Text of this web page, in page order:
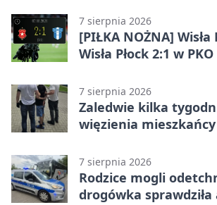
7 sierpnia 2026
[PIŁKA NOŻNA]
Wisła Płock 2:1 w PKO
rozstrzygnęli mecz
7 sierpnia 2026
Zaledwie kilka
więzienia mieszkańcy
7 sierpnia 2026
Rodzice mogli
drogówka